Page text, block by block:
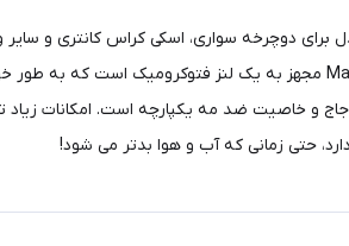
برای دوچرخه سواری، اسکی کراس کانتری و
حتی زمانی که آب و هوا بدتر می شود!